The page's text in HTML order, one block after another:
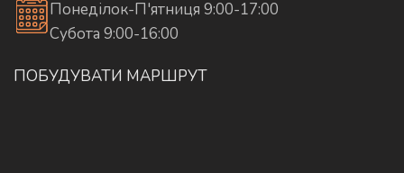
Понеділок-П'ятниця 9:00-17:00
Субота 9:00-16:00
ПОБУДУВАТИ МАРШРУТ